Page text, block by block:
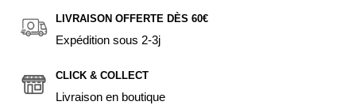
LIVRAISON OFFERTE DÈS 60€
Expédition sous 2-3j
CLICK & COLLECT
Livraison en boutique